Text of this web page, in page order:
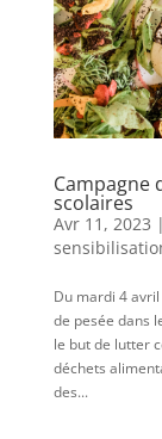
Campagne
scolaires
Avr 11, 2023 |
Du mardi 4
de pesée dans
le but de lutter
déchets
des...